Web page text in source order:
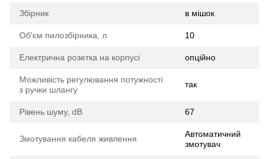
Збірник в мішок
Об'єм пилозбірника, л 10
Електрична розетка на корпусі опційно
Можливість регулювання потужності
з ручки шлангу
так
Рівень шуму, dB 67
Змотування кабеля живлення
Автоматичний
змотувач